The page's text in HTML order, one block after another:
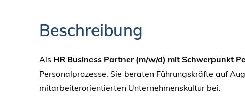
Beschreibung
Als HR Business Partner (m/w/d) mit Schwerpunkt
Personalprozesse. Sie beraten Führungskräfte auf
mitarbeiterorientierten Unternehmenskultur bei.